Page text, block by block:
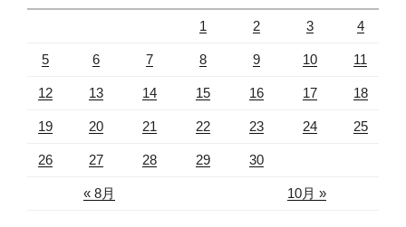
« 8月 10月 »
1 2 3 4
5 6 7 8 9 10 11
12 13 14 15 16 17 18
19 20 21 22 23 24 25
26 27 28 29 30